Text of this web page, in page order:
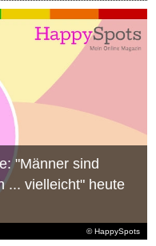
© HappySpots
"Männer sind
... vielleicht" heute